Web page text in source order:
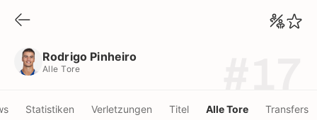
Rodrigo Pinheiro
Alle Tore
Statistiken Verletzungen Titel Alle Tore Transfers